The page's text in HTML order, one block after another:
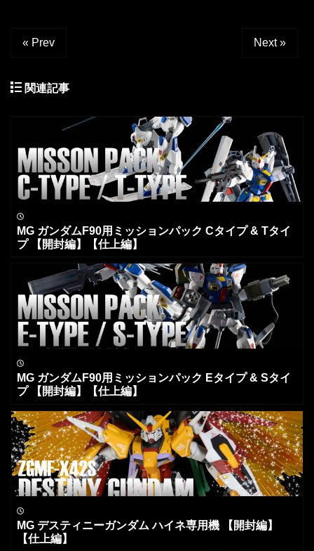
« Prev Next »
関連記事
MG ガンダムF90用ミッションパック Cタイプ & Tタイ
プ 【開封編】【仕上編】
MG ガンダムF90用ミッションパック Eタイプ & Sタイ
プ 【開封編】【仕上編】
MG デスティニーガンダム ハイネ専用機 【開封編】
【仕上編】